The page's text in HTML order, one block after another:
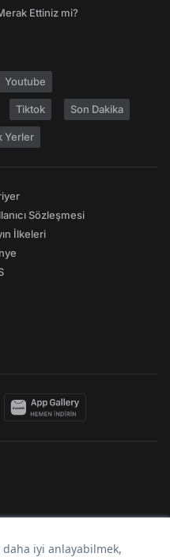
Ettiniz mi?
Youtube
Tiktok Son Dakika
Yerler
Sözleşmesi
İlkeleri